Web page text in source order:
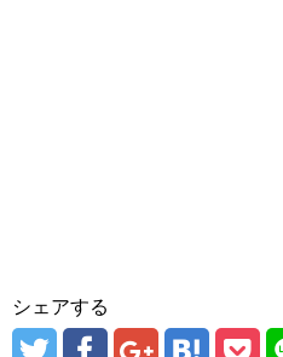
シェアする